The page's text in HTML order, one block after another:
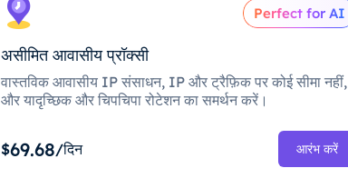
Perfect for AI
असीमित आवासीय प्रॉक्सी
वास्तविक आवासीय IP संसाधन, IP और ट्रैफ़िक पर कोई सीमा नहीं,
और यादृच्छिक और चिपचिपा रोटेशन का समर्थन करें।
$69.68/दिन आरंभ करें